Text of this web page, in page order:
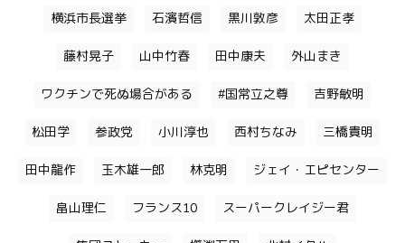
横浜市長選挙 石濱哲信 黒川敦彦 太田正孝
藤村晃子 山中竹春 田中康夫 外山まき
ワクチンで死ぬ場合がある #国常立之尊 吉野敏明
松田学 参政党 小川淳也 西村ちなみ 三橋貴明
田中龍作 玉木雄一郎 林克明 ジェイ・エピセンター
畠山理仁 フランス10 スーパークレイジー君